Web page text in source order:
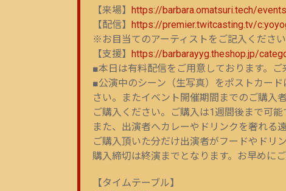
【来場】
https://barbara.omatsuri.tech/
【配信】
https://premier.twitcasting.tv/
※お目当てのアーティストをご記入ください
【支援】
https://barbarayyg.theshop.jp/
■本日は有料配信をご用意しております。
■公演中のシーン（生写真）をポストカー
さい。またイベント開催期間までのご購入
ご購入ください。ご購入は1週間後まで可能
また、出演者へカレーやドリンクを奢れる
ご購入頂いた分だけ出演者がフードやドリ
購入締切は終演までとなります。お早めに
【タイムテーブル】